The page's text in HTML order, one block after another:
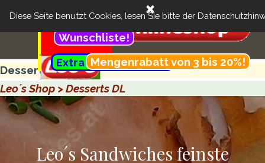
Diese Seite benutzt Cookies, lesen Sie bitte der
Suchen
..........
Menü überspringen
Cart:
Extra günstig- Menü!
Wunschliste!
Feinste Brötchen & more + Catering
..Kundenbereich:
Menü überspringen
.............................................
Mengenrabatt von 3 bis 20%!
Desserts DL Glas
Leo´s Shop > Desserts DL
Leo´s Sandwiches feinste